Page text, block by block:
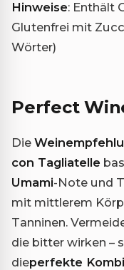
Hinweise: Enthält
Glutenfrei mit
Wörter)
Perfect
Die
con Tagliatelle
Umami-Note und
mit mittlerem
Tanninen.
die bitter wirken –
dieperfekte